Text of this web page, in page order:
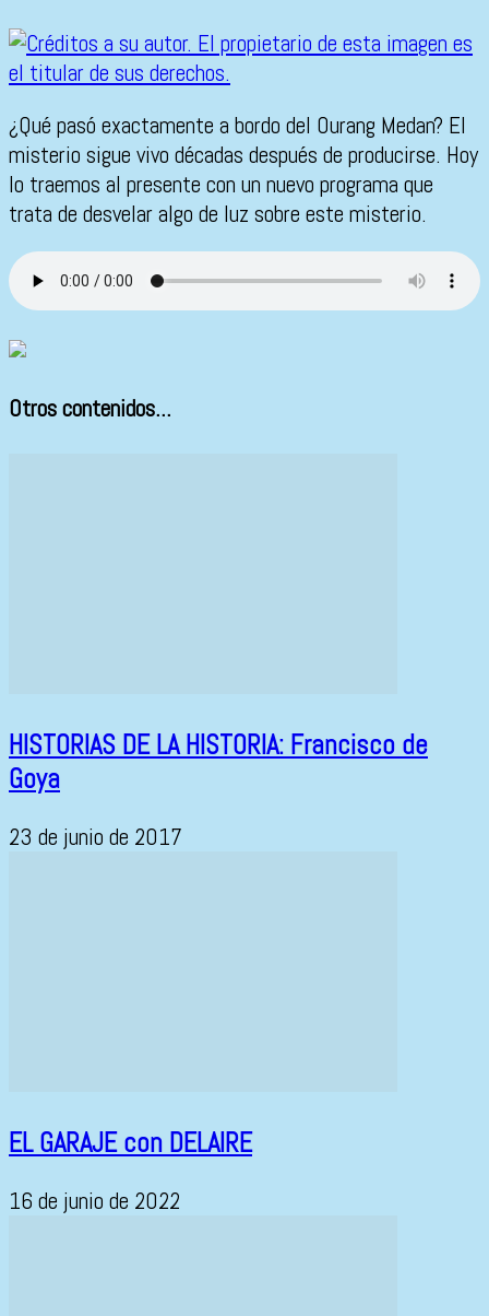
¿Qué pasó exactamente a bordo del Ourang Medan? El
misterio sigue vivo décadas después de producirse. Hoy
lo traemos al presente con un nuevo programa que
trata de desvelar algo de luz sobre este misterio.
Otros contenidos...
HISTORIAS DE LA HISTORIA: Francisco de
Goya
23 de junio de 2017
EL GARAJE con DELAIRE
16 de junio de 2022